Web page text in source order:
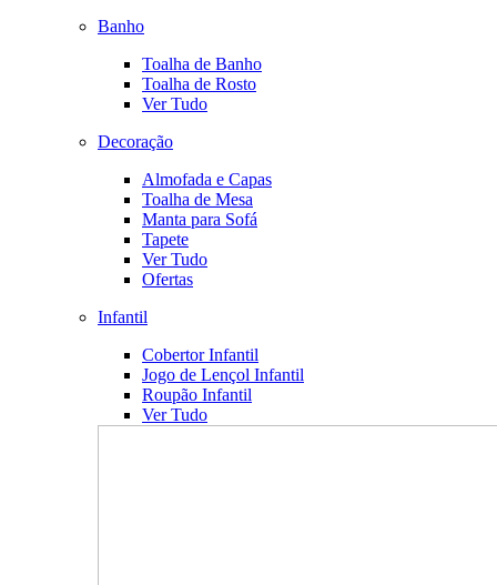
Banho
Toalha de Banho
Toalha de Rosto
Ver Tudo
Decoração
Almofada e Capas
Toalha de Mesa
Manta para Sofá
Tapete
Ver Tudo
Ofertas
Infantil
Cobertor Infantil
Jogo de Lençol Infantil
Roupão Infantil
Ver Tudo